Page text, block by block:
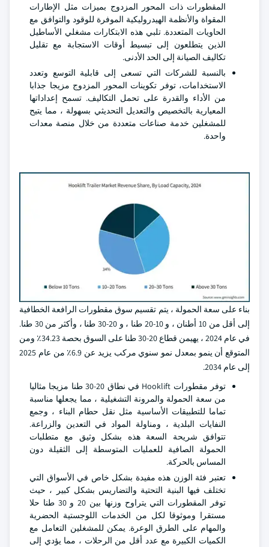
المقطورات ذات المحور المزدوج بميزات مثل الإطارات
المقواة والأنظمة الهيدروليكية الموفرة للوقود والتوافق مع
الحاويات المتعددة. تلبي هذه الابتكارات مشغلي الأساطيل
الذين يتطلعون إلى تبسيط أوقات الاستجابة مع تقليل
تكاليف الصيانة إلى الحد الأدنى.
بالنسبة للشركات التي تسعى إلى قابلية التوسع وتعدد
الاستخدامات، توفر تكوينات المحور المزدوج مزيجا جذابا
من الأداء والقدرة على تحمل التكاليف. تسمح إعداداتها
المعيارية بالتخصيص والتعديل التحديثي بسهولة ، مما يتيح
للمشغلين خدمة صناعات متعددة من خلال منصة معدات
واحدة.
بناء على سعة الحمولة ، يتم تقسيم سوق مقطورات الرافعة الخطافية
إلى أقل من 10 أطنان ، و 10-20 طنا ، و 20-30 طنا ، وأكثر من 30 طنا.
في عام 2024 ، يهيمن قطاع 20-30 طنا على السوق بحصة 34.23٪ ومن
المتوقع أن ينمو بمعدل نمو سنوي مركب يزيد عن 6.9٪ من عام 2025
إلى عام 2034.
توفر مقطورات Hooklift في نطاق 20-30 طنا مزيجا مثاليا
من سعة الحمولة والمرونة التشغيلية ، مما يجعلها مناسبة
تماما للتطبيقات الأساسية مثل نقل حطام البناء ، وجمع
النفايات البلدية ، ومناولة المواد في التعدين والزراعة.
تتوافق شريحة السعة هذه بشكل وثيق مع متطلبات
الحمولة الصافية للعمليات المتوسطة إلى الثقيلة دون
المساس بالحركة.
تعتبر فئة الوزن هذه مفيدة بشكل خاص في الأسواق التي
تختلف فيها البنية التحتية والتضاريس بشكل كبير ، حيث
توفر المقطورات التي يتراوح وزنها بين 20 و 30 طنا حلا
مستقرا وموثوقا لكل من الخدمات اللوجستية الحضرية
والمهام على الطرق الوعرة. يمكن للمشغلين التعامل مع
الكميات الكبيرة مع عدد أقل من الرحلات ، مما يؤدي إلى